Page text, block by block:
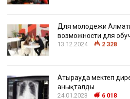
Для молодежи
возможности для
13.12.2024 2 328
Атырауда мектеп
анықталды
24.01.2023 6 018